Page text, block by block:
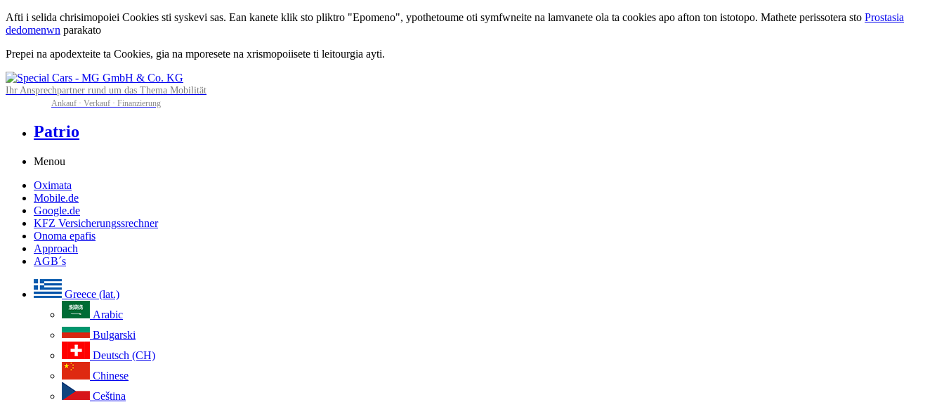
Afti i selida chrisimopoiei Cookies sti syskevi sas. Ean kanete klik sto pliktro "Epomeno", ypothetoume oti symfwneite na lamvanete ola ta cookies apo afton ton istotopo. Mathete perissotera sto Prostasia
dedomenwn parakato
Prepei na apodexteite ta Cookies, gia na mporesete na xrismopoiisete ti leitourgia ayti.
Ihr Ansprechpartner rund um das Thema Mobilität
Ankauf · Verkauf · Finanzierung
Patrio
Menou
Oximata
Mobile.de
Google.de
KFZ Versicherungssrechner
Onoma epafis
Approach
AGB´s
Greece (lat.)
Arabic
Bulgarski
Deutsch (CH)
Chinese
Ceština